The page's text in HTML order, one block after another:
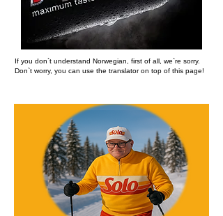
If you don`t understand Norwegian, first of all, we`re sorry.
Don`t worry, you can use the translator on top of this page!